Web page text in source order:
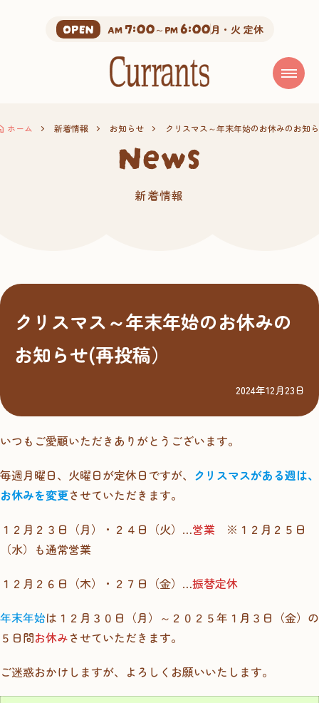
OPEN AM 7:00～PM6:00月・火 定休
ホーム 新着情報 お知らせ クリスマス～年末年始のお休みのお知
news
新着情報
クリスマス～年末年始のお休みの
お知らせ(再投稿）
2024年12月23日
いつもご愛顧いただきありがとうございます。
毎週月曜日、火曜日が定休日ですが、 クリスマスがある週は、
お休みを変更させていただきます。
１２月２３日（月）・２４日（火）…営業 ※１２月２５日
（水）も通常営業
１２月２６日（木）・２７日（金）…振替定休
年末年始は１２月３０日（月）～２０２５年１月３日（金）の
５日間お休みさせていただきます。
ご迷惑おかけしますが、よろしくお願いいたします。